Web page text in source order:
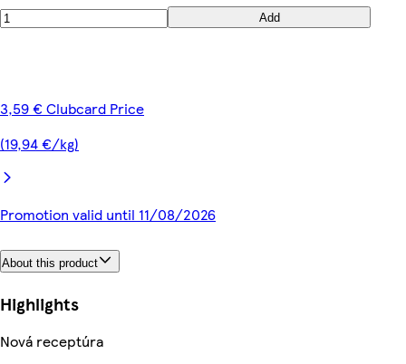
Add
3,59 € Clubcard Price
(19,94 €/kg)
Promotion valid until 11/08/2026
About this product
Highlights
Nová receptúra